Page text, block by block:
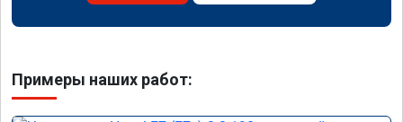
Примеры наших работ: